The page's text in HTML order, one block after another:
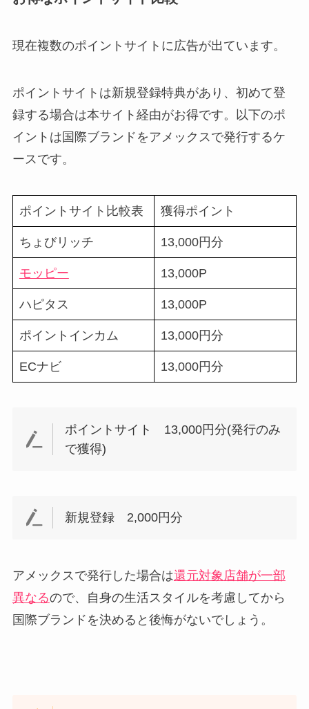
現在複数のポイントサイトに広告が出ています。
ポイントサイトは新規登録特典があり、 初めて登
録する場合は本サイト経由がお得です。以下のポ
イントは国際ブランドをアメックスで発行するケ
ースです。
ポイントサイト比較表 獲得ポイント
ちょびリッチ 13,000円分
モッピー 13,000P
ハピタス 13,000P
ポイントインカム 13,000円分
ECナビ 13,000円分
ポイントサイト 13,000円分(発行のみ
で獲得)
新規登録 2,000円分
アメックスで発行した場合は還元対象店舗が一部
異なるので、自身の生活スタイルを考慮してから
国際ブランドを決めると後悔がないでしょう。